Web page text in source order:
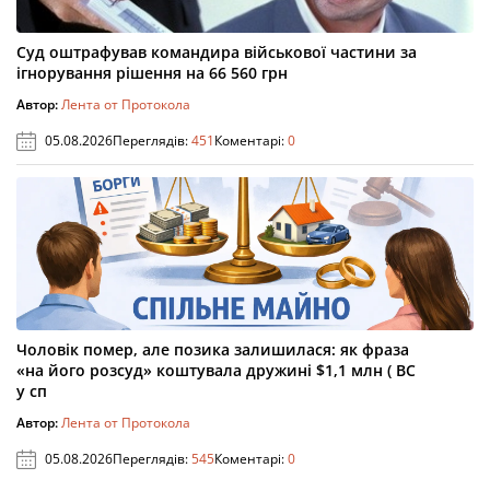
Суд оштрафував командира військової частини за
ігнорування рішення на 66 560 грн
Автор:Лента от Протокола
05.08.2026Переглядів:451Коментарі:0
Чоловік помер, але позика залишилася: як фраза
«на його розсуд» коштувала дружині $1,1 млн ( ВС
у сп
Автор:Лента от Протокола
05.08.2026Переглядів:545Коментарі:0